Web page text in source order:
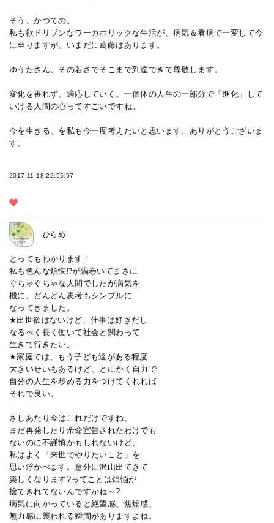
そう、かつての。
私も欲ドリブンなワーカホリックな生活が、病気＆看病で一変して今
に至りますが、いまだに葛藤はあります。
ゆうたさん、その若さでそこまで到達できて尊敬します。
変化を畏れず、適応していく。一個体の人生の一部分で「進化」して
いける人間の心ってすごいですね。
今を生きる、を私も今一度考えたいと思います。ありがとうございま
す。
2017-11-18 22:55:57
ひらめ
とってもわかります！
私も色んな煩悩⁉️が渦巻いてまさに
ぐちゃぐちゃな人間でしたが病気を
機に、どんどん思考もシンプルに
なってきました。
★出世欲はないけど、仕事は好きだし
なるべく長く働いて社会と関わって
生きて行きたい。
★家庭では、もう子ども達がある程度
大きいせいもあるけど、とにかく自力で
自分の人生を歩める力をつけてくれれば
それで良い。
さしあたり今はこれだけですね。
まだ再発したり余命宣告されたわけでも
ないのに不謹慎かもしれないけど、
私はよく「来世でやりたいこと」を
思い浮かべます。意外に沢山出てきて
楽しくなります?ってことは煩悩が
捨てきれてないんですかね～?
病気に向かっていると絶望感、焦燥感、
無力感に襲われる瞬間がありますよね。